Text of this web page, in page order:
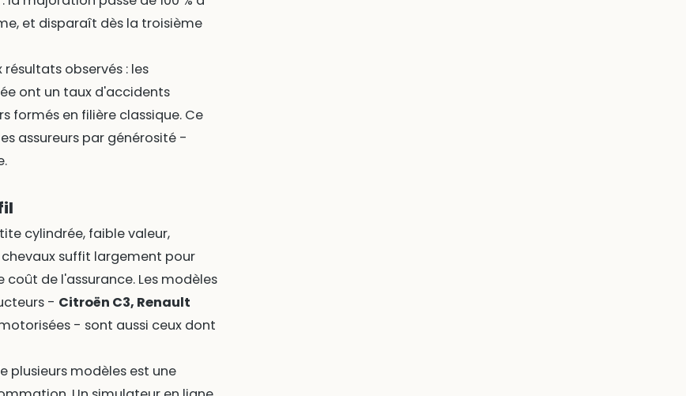
et disparaît dès la troisième
observés : les
ont un taux d'accidents
formés en filière classique. Ce
assureurs par générosité -
cylindrée, faible valeur,
suffit largement pour
de l'assurance. Les modèles
- Citroën C3, Renault
- sont aussi ceux dont
plusieurs modèles est une